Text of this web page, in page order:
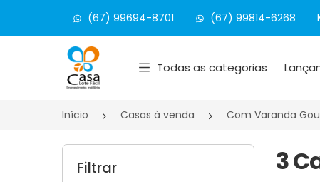
(67) 99694-8701 (67) 99814-6268
Página inicial
Todas as categorias
Início Casas à venda Com Varanda
Filtrar 3